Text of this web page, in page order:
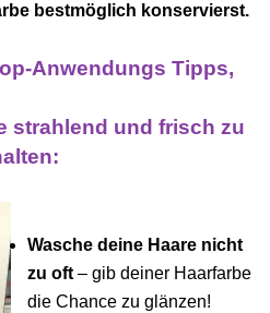
bestmöglich konservierst.
Anwendungs Tipps,
strahlend und frisch zu
Wasche deine Haare nicht
zu oft – gib deiner Haarfarbe
die Chance zu glänzen!